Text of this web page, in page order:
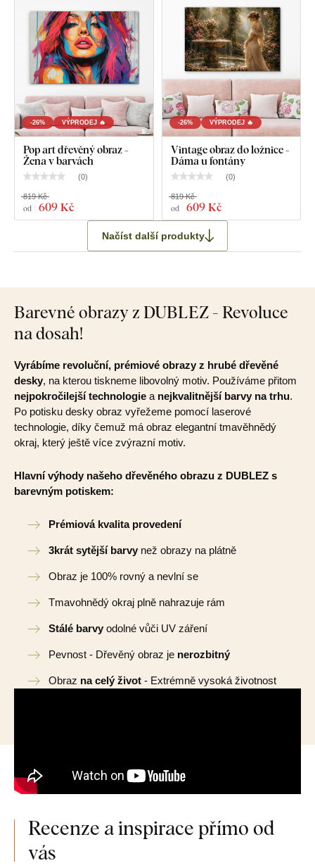
-26% VÝPRODEJ 🔥
Pop art dřevěný obraz -
Žena v barvách
(0)
od 609 Kč
819 Kč
-26% VÝPRODEJ 🔥
Vintage obraz do ložnice -
Dáma u fontány
(0)
od 609 Kč
819 Kč
Načíst další produkty
Barevné obrazy z DUBLEZ - Revoluce
na dosah!
Vyrábíme revoluční, prémiové obrazy z hrubé dřevěné
desky, na kterou tiskneme libovolný motiv. Používáme přitom
nejpokročilejší technologie a nejkvalitnější barvy na trhu.
Po potisku desky obraz vyřežeme pomocí laserové
technologie, díky čemuž má obraz elegantní tmavěhnědý
okraj, který ještě více zvýrazní motiv.
Hlavní výhody našeho dřevěného obrazu z DUBLEZ s
barevným potiskem:
Prémiová kvalita provedení
3krát sytější barvy než obrazy na plátně
Obraz je 100% rovný a nevlní se
Tmavohnědý okraj plně nahrazuje rám
Stálé barvy odolné vůči UV záření
Pevnost - Dřevěný obraz je nerozbitný
Obraz na celý život - Extrémně vysoká životnost
Recenze a inspirace přímo od
vás